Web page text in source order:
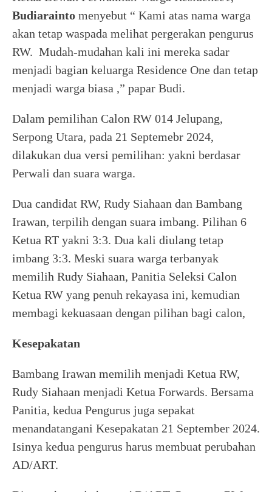
Budiarainto menyebut “ Kami atas nama warga
akan tetap waspada melihat pergerakan pengurus
RW. Mudah-mudahan kali ini mereka sadar
menjadi bagian keluarga Residence One dan tetap
menjadi warga biasa ,” papar Budi.
Dalam pemilihan Calon RW 014 Jelupang,
Serpong Utara, pada 21 Septemebr 2024,
dilakukan dua versi pemilihan: yakni berdasar
Perwali dan suara warga.
Dua candidat RW, Rudy Siahaan dan Bambang
Irawan, terpilih dengan suara imbang. Pilihan 6
Ketua RT yakni 3:3. Dua kali diulang tetap
imbang 3:3. Meski suara warga terbanyak
memilih Rudy Siahaan, Panitia Seleksi Calon
Ketua RW yang penuh rekayasa ini, kemudian
membagi kekuasaan dengan pilihan bagi calon,
Kesepakatan
Bambang Irawan memilih menjadi Ketua RW,
Rudy Siahaan menjadi Ketua Forwards. Bersama
Panitia, kedua Pengurus juga sepakat
menandatangani Kesepakatan 21 September 2024.
Isinya kedua pengurus harus membuat perubahan
AD/ART.